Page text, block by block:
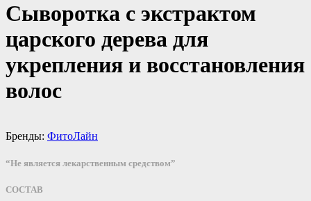
Сыворотка с экстрактом
царского дерева для
укрепления и восстановления
волос
Бренды: ФитоЛайн
“Не является лекарственным средством”
СОСТАВ